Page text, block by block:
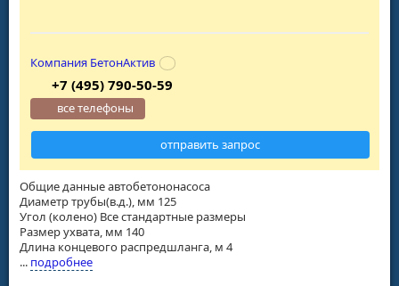
Общие данные автобетононасоса
Диаметр трубы(в.д.), мм 125
Угол (колено) Все стандартные размеры
Размер ухвата, мм 140
Длина концевого распредшланга, м 4
... подробнее
Компания БетонАктив
+7 (495) 790-50-59
все телефоны
отправить запрос